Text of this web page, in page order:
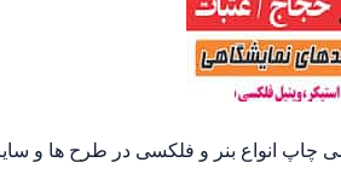
چاپ انواع بنر و فلکسی در طرح ها و